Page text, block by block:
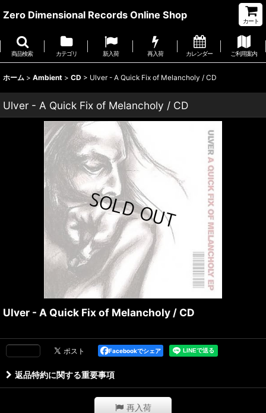
Zero Dimensional Records Online Shop
カート
商品検索 カテゴリ 新入荷 再入荷 カレンダー ご利用案内
ホーム > Ambient > CD > Ulver - A Quick Fix of Melancholy / CD
Ulver - A Quick Fix of Melancholy / CD
Ulver - A Quick Fix of Melancholy / CD
Facebookでシェア
返品特約に関する重要事項
再入荷